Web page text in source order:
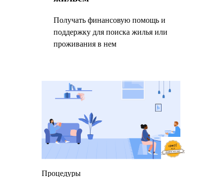
Получать финансовую помощь и
поддержку для поиска жилья или
проживания в нем
Процедуры